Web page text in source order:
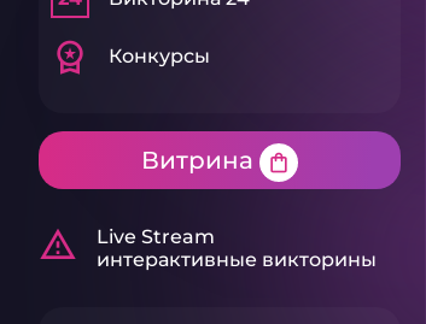
workspace_premium Конкурсы
Витрина shopping_bag
warning_amber
Live Stream
интерактивные викторины